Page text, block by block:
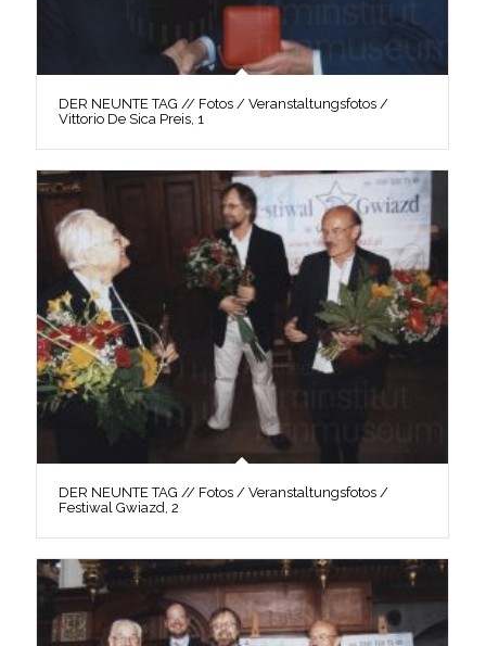
DER NEUNTE TAG // Fotos / Veranstaltungsfotos /
Vittorio De Sica Preis, 1
DER NEUNTE TAG // Fotos / Veranstaltungsfotos /
Festiwal Gwiazd, 2